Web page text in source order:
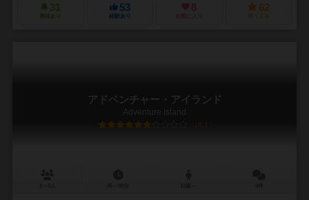
31
興味あり
53
経験あり
8
お気に入り
62
持ってる
アドベンチャー・アイランド
Adventure Island
6.1